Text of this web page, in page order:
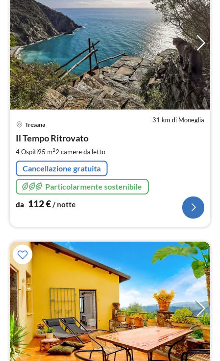
31 km di Moneglia
Tresana
Il Tempo Ritrovato
4 Ospiti95 m22 camere da letto
Cancellazione gratuita
Particolarmente sostenibile
da 112€/ notte